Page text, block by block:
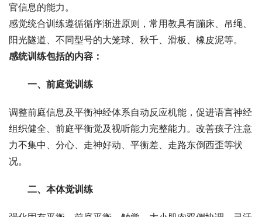
官信息的能力。
感觉统合训练遵循循序渐进原则，常用教具有蹦床、吊绳、
阳光隧道、不同型号的大笼球、秋千、滑板、橡皮泥等。
感统训练包括的内容：
一、前庭觉训练
调整前庭信息及平衡神经体系自动反应机能，促进语言神经
组织健全、前庭平衡觉及视听能力完整能力。改善孩子注意
力不集中、分心、走神好动、平衡差、走路东倒西歪等状
况。
二、本体觉训练